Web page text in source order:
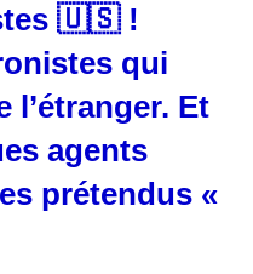
🇺🇸 !
qui
l’étranger. Et
agents
prétendus «